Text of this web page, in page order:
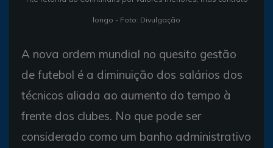
longo - Foto: Divulgação
A nova ordem mundial no quesito gestão
de futebol é a diminuição dos salários dos
técnicos aliada ao aumento do tempo à
frente dos clubes. No que pode ser
considerado como um banho administrativo